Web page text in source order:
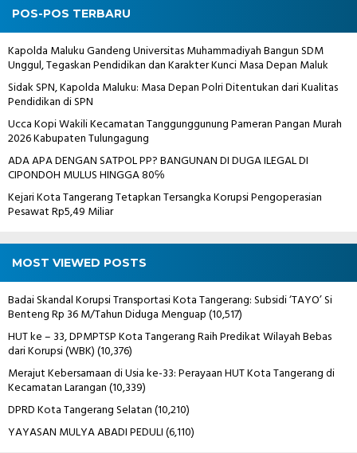
POS-POS TERBARU
Kapolda Maluku Gandeng Universitas Muhammadiyah Bangun SDM
Unggul, Tegaskan Pendidikan dan Karakter Kunci Masa Depan Maluk
Sidak SPN, Kapolda Maluku: Masa Depan Polri Ditentukan dari Kualitas
Pendidikan di SPN
Ucca Kopi Wakili Kecamatan Tanggunggunung Pameran Pangan Murah
2026 Kabupaten Tulungagung
ADA APA DENGAN SATPOL PP? BANGUNAN DI DUGA ILEGAL DI
CIPONDOH MULUS HINGGA 80℅
Kejari Kota Tangerang Tetapkan Tersangka Korupsi Pengoperasian
Pesawat Rp5,49 Miliar
MOST VIEWED POSTS
Badai Skandal Korupsi Transportasi Kota Tangerang: Subsidi ‘TAYO’ Si
Benteng Rp 36 M/Tahun Diduga Menguap(10,517)
HUT ke – 33, DPMPTSP Kota Tangerang Raih Predikat Wilayah Bebas
dari Korupsi (WBK)(10,376)
Merajut Kebersamaan di Usia ke-33: Perayaan HUT Kota Tangerang di
Kecamatan Larangan(10,339)
DPRD Kota Tangerang Selatan(10,210)
YAYASAN MULYA ABADI PEDULI(6,110)